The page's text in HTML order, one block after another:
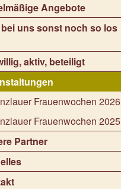
Angebote
uns sonst noch so los
aktiv, beteiligt
Frauenwochen 2026
Frauenwochen 2025
Partner